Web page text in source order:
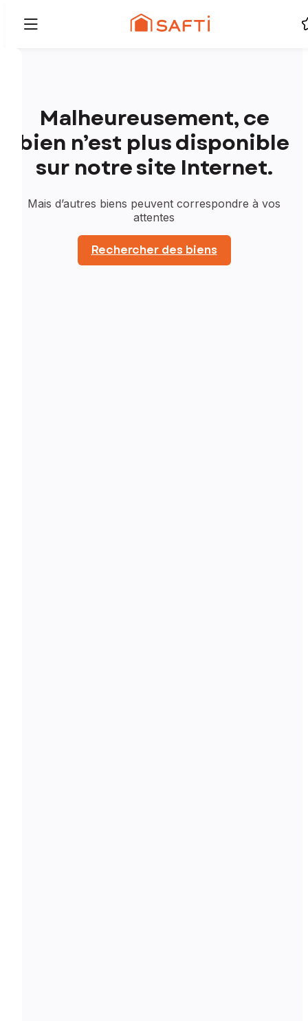
Malheureusement, ce
bien n’est plus disponible
sur notre site Internet.
Mais d’autres biens peuvent correspondre à vos
attentes
Rechercher des biens